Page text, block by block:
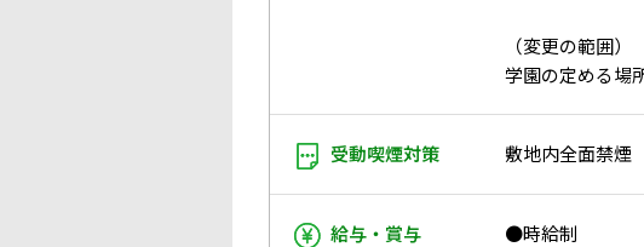
（変更の範囲）
学園の定める場
受動喫煙対策 敷地内全面禁煙
給与・賞与
●時給制